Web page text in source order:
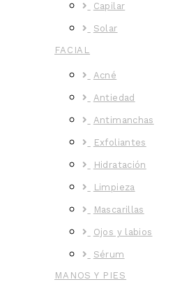
Capilar
Solar
FACIAL
Acné
Antiedad
Antimanchas
Exfoliantes
Hidratación
Limpieza
Mascarillas
Ojos y labios
Sérum
MANOS Y PIES